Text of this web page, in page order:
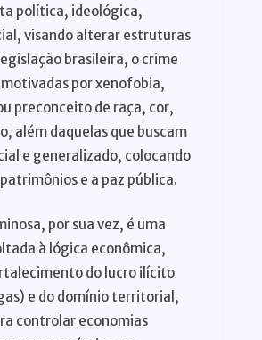
política, ideológica,
visando alterar estruturas
brasileira, o crime
por xenofobia,
preconceito de raça, cor,
além daquelas que buscam
e generalizado, colocando
e a paz pública.
por sua vez, é uma
à lógica econômica,
do lucro ilícito
e do domínio territorial,
controlar economias